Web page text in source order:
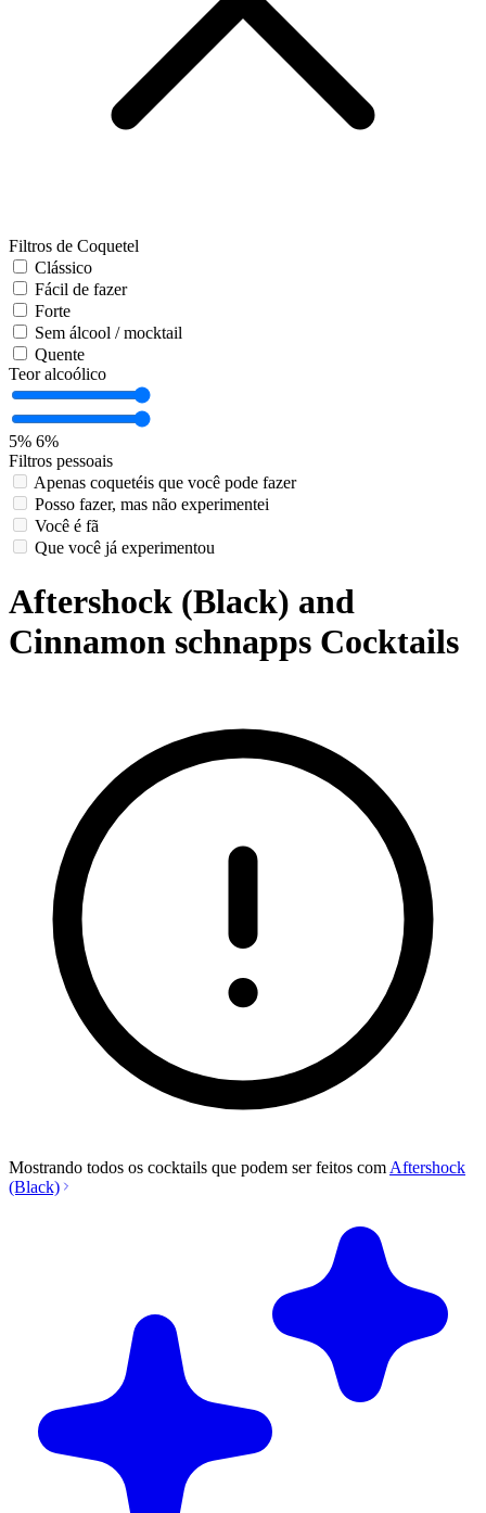
Filtros de Coquetel
Clássico
Fácil de fazer
Forte
Sem álcool / mocktail
Quente
Teor alcoólico
5% 6%
Filtros pessoais
Apenas coquetéis que você pode fazer
Posso fazer, mas não experimentei
Você é fã
Que você já experimentou
Aftershock (Black) and
Cinnamon schnapps Cocktails
Mostrando todos os cocktails que podem ser feitos com Aftershock
(Black)